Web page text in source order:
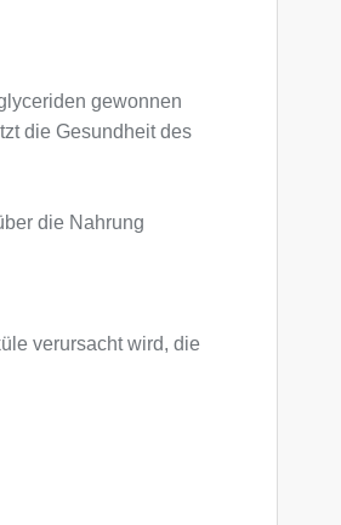
gewonnen
die Gesundheit des
die Nahrung
verursacht wird, die